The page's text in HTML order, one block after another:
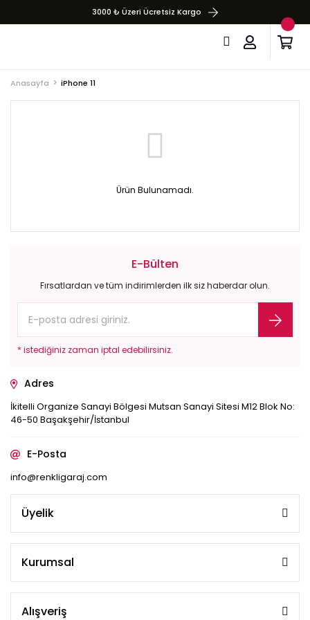
3000 ₺ Üzeri Ücretsiz Kargo
Anasayfa iPhone 11
Ürün Bulunamadı.
E-Bülten
Fırsatlardan ve tüm indirimlerden ilk siz haberdar olun.
* istediğiniz zaman iptal edebilirsiniz.
Adres
İkitelli Organize Sanayi Bölgesi Mutsan Sanayi Sitesi M12 Blok No:
46-50 Başakşehir/İstanbul
E-Posta
info@renkligaraj.com
Üyelik
Kurumsal
Alışveriş